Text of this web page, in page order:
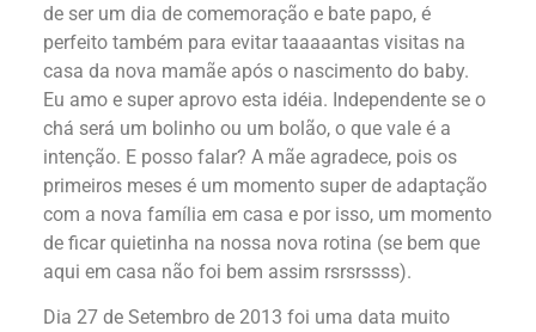
de ser um dia de comemoração e bate papo, é
perfeito também para evitar taaaaantas visitas na
casa da nova mamãe após o nascimento do baby.
Eu amo e super aprovo esta idéia. Independente se o
chá será um bolinho ou um bolão, o que vale é a
intenção. E posso falar? A mãe agradece, pois os
primeiros meses é um momento super de adaptação
com a nova família em casa e por isso, um momento
de ficar quietinha na nossa nova rotina (se bem que
aqui em casa não foi bem assim rsrsrssss).
Dia 27 de Setembro de 2013 foi uma data muito